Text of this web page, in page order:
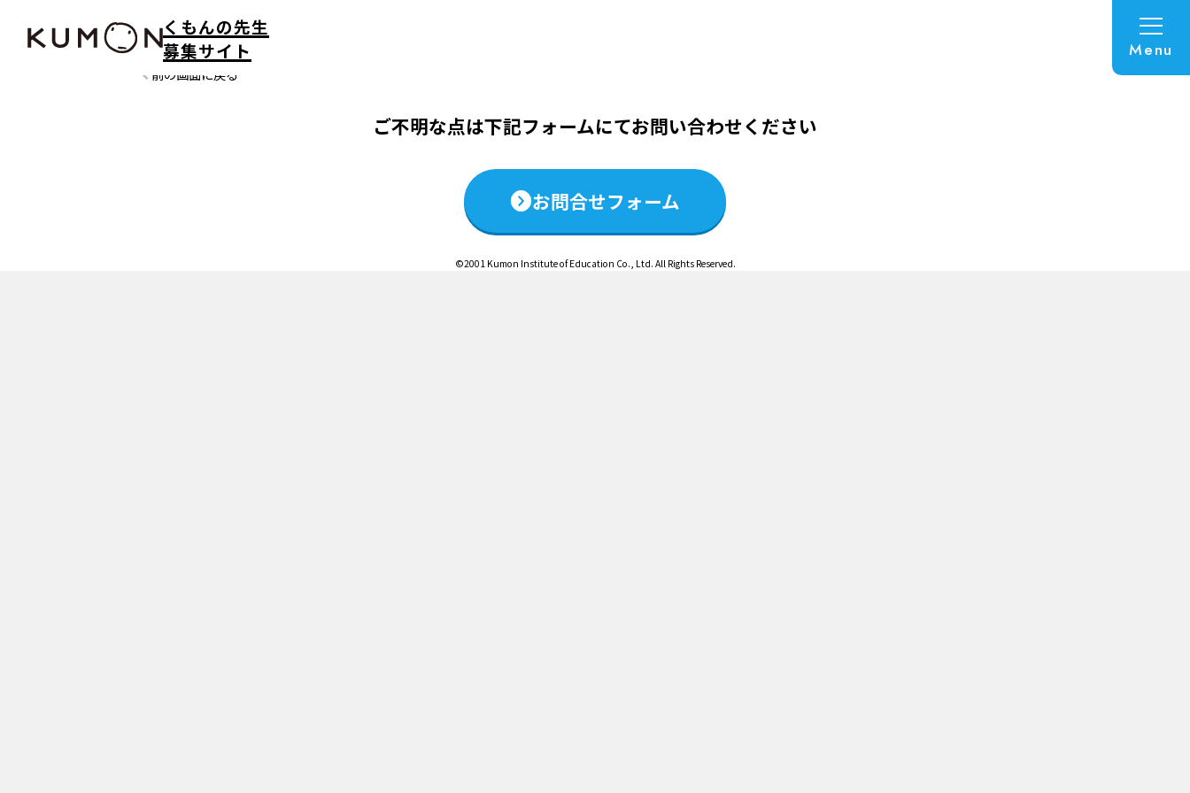
くもんの先生
募集サイト
Menu
前の画面に戻る
ご不明な点は下記フォームにてお問い合わせください
お問合せフォーム
©2001 Kumon Institute of Education Co., Ltd. All Rights Reserved.